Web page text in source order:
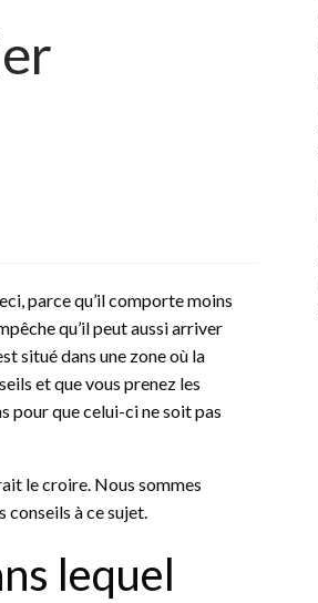
parce qu’il comporte moins
qu’il peut aussi arriver
situé dans une zone où la
et que vous prenez les
pour que celui-ci ne soit pas
le croire. Nous sommes
conseils à ce sujet.
lequel